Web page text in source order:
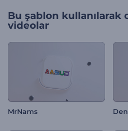
Bu şablon kullanılarak
videolar
MrNams